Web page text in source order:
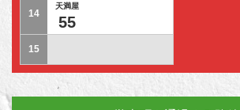
14
天満屋
55
15